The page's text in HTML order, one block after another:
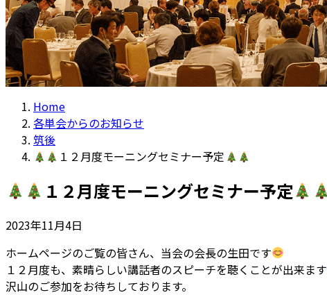
Home
各単会からのお知らせ
筑後
１２月度モーニングセミナー予定
１２月度モーニングセミナー予定
2023年11月4日
ホームページのご覧の皆さん、当会の会長の生田です
１２月度も、素晴らしい講話者のスピーチを聴くことが出来ます
沢山のご参加をお待ちしております。